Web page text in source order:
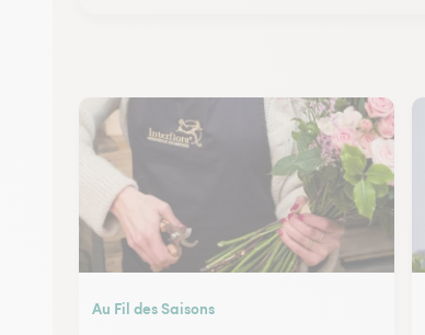
Au Fil des Saisons